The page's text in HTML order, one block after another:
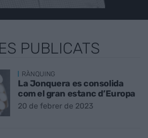
PUBLICATS
RÀNQUING
La Jonquera es consolida
com el gran estanc d’Europa
20 de febrer de 2023